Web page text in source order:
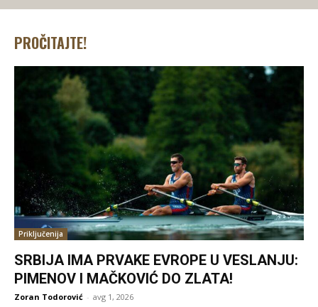
PROČITAJTE!
Priključenija
SRBIJA IMA PRVAKE EVROPE U VESLANJU:
PIMENOV I MAČKOVIĆ DO ZLATA!
Zoran Todorović - avg 1, 2026